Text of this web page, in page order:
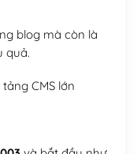
blog mà còn là
quả.
CMS lớn